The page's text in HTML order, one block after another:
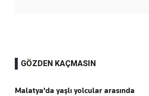
GÖZDEN KAÇMASIN
Malatya'da yaşlı yolcular arasında